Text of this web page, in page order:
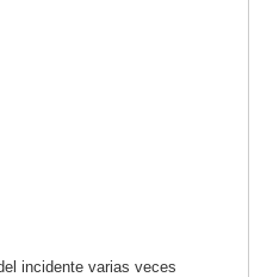
incidente varias veces